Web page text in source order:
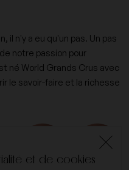
il n'y a eu qu'un pas. Un pas
notre passion pour
né World Grands Crus avec
le savoir-faire et la richesse
et de cookies